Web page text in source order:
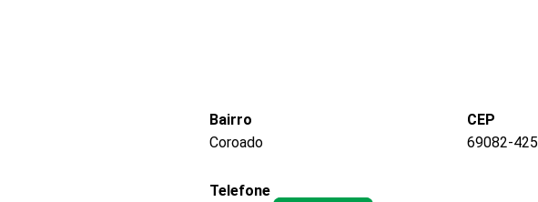
Bairro
Coroado
CEP
69082-425
Telefone